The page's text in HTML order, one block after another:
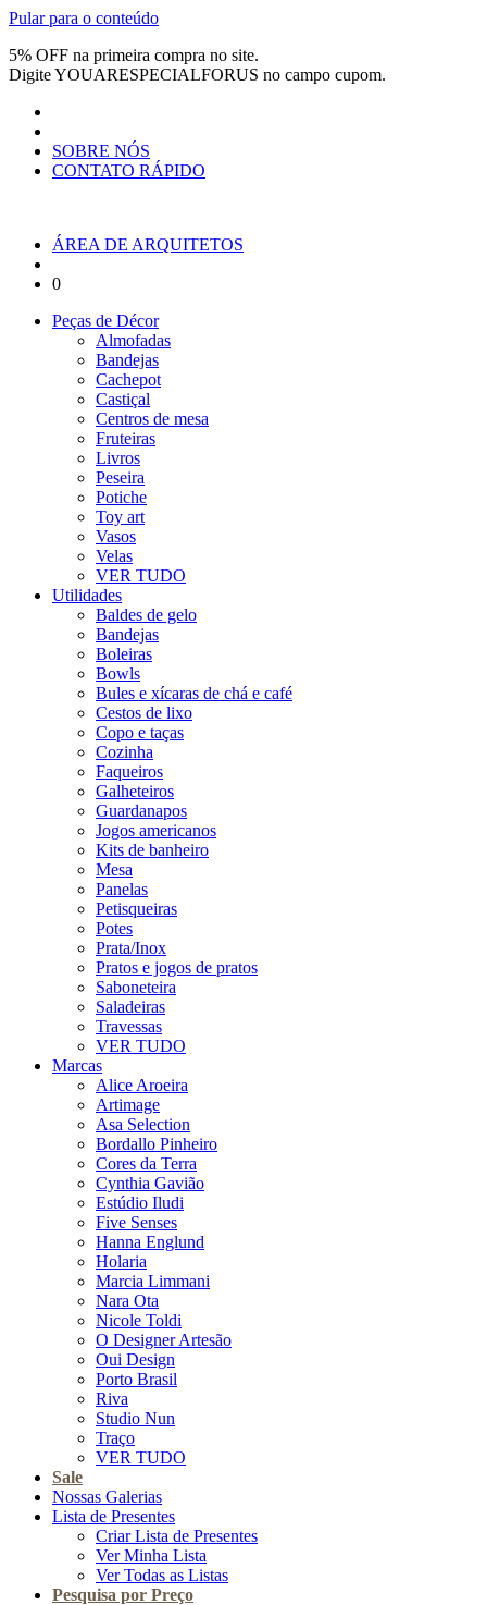
Pular para o conteúdo
5% OFF na primeira compra no site.
DigiteYOUARESPECIALFORUS no campo cupom.
SOBRE NÓS
CONTATO RÁPIDO
ÁREA DE ARQUITETOS
0
Peças de Décor
Almofadas
Bandejas
Cachepot
Castiçal
Centros de mesa
Fruteiras
Livros
Peseira
Potiche
Toy art
Vasos
Velas
VER TUDO
Utilidades
Baldes de gelo
Bandejas
Boleiras
Bowls
Bules e xícaras de chá e café
Cestos de lixo
Copo e taças
Cozinha
Faqueiros
Galheteiros
Guardanapos
Jogos americanos
Kits de banheiro
Mesa
Panelas
Petisqueiras
Potes
Prata/Inox
Pratos e jogos de pratos
Saboneteira
Saladeiras
Travessas
VER TUDO
Marcas
Alice Aroeira
Artimage
Asa Selection
Bordallo Pinheiro
Cores da Terra
Cynthia Gavião
Estúdio Iludi
Five Senses
Hanna Englund
Holaria
Marcia Limmani
Nara Ota
Nicole Toldi
O Designer Artesão
Oui Design
Porto Brasil
Riva
Studio Nun
Traço
VER TUDO
Sale
Nossas Galerias
Lista de Presentes
Criar Lista de Presentes
Ver Minha Lista
Ver Todas as Listas
Pesquisa por Preço